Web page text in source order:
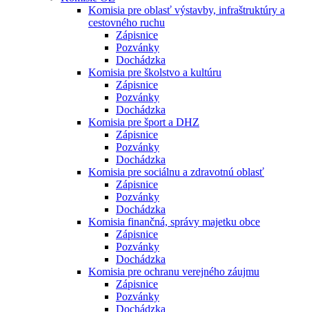
Komisia pre oblasť výstavby, infraštruktúry a
cestovného ruchu
Zápisnice
Pozvánky
Dochádzka
Komisia pre školstvo a kultúru
Zápisnice
Pozvánky
Dochádzka
Komisia pre šport a DHZ
Zápisnice
Pozvánky
Dochádzka
Komisia pre sociálnu a zdravotnú oblasť
Zápisnice
Pozvánky
Dochádzka
Komisia finančná, správy majetku obce
Zápisnice
Pozvánky
Dochádzka
Komisia pre ochranu verejného záujmu
Zápisnice
Pozvánky
Dochádzka